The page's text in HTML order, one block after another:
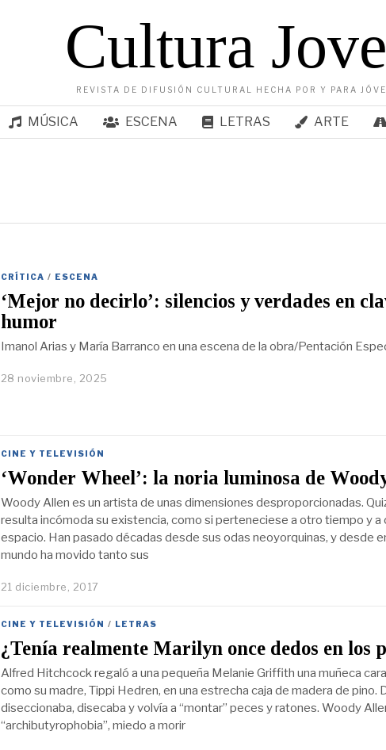
Cultura
REVISTA DE DIFUSIÓN CULTURAL HECHA POR Y PARA
MÚSICA ESCENA LETRAS ARTE
CRÍTICA / ESCENA
‘Mejor no decirlo’: silencios y verdades en
humor
Imanol Arias y María Barranco en una escena de la obra/Pentación
28 noviembre, 2025
CINE Y TELEVISIÓN
‘Wonder Wheel’: la noria luminosa de
Woody Allen es un artista de unas dimensiones desproporcionadas.
resulta incómoda su existencia, como si perteneciese a otro tiempo y a
espacio. Han pasado décadas desde sus odas neoyorquinas, y desde
mundo ha movido tanto sus
21 diciembre, 2017
CINE Y TELEVISIÓN / LETRAS
¿Tenía realmente Marilyn once dedos en los
Alfred Hitchcock regaló a una pequeña Melanie Griffith una muñeca
como su madre, Tippi Hedren, en una estrecha caja de madera de pino.
diseccionaba, disecaba y volvía a “montar” peces y ratones. Woody
“archibutyrophobia”, miedo a morir